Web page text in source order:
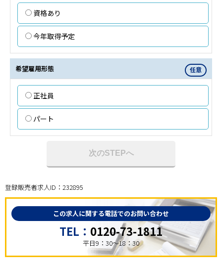
資格あり
今年取得予定
希望雇用形態 任意
正社員
パート
次のSTEPへ
登録販売者求人ID：232895
この求人に関する電話でのお問い合わせ
TEL： 0120-73-1811
平日9：30～18：30